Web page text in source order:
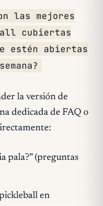
las mejores
cubiertas
estén abiertas
la versión de
dedicada de FAQ o
pala?” (preguntas
en